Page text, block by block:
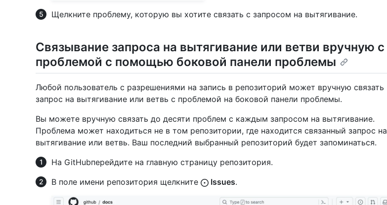
Щелкните проблему, которую вы хотите связать с запросом на вытягивание.
Связывание запроса на вытягивание или ветви вручную с
проблемой с помощью боковой панели проблемы
Любой пользователь с разрешениями на запись в репозиторий может вручную связать
запрос на вытягивание или ветвь с проблемой на боковой панели проблемы.
Вы можете вручную связать до десяти проблем с каждым запросом на вытягивание.
Проблема может находиться не в том репозитории, где находится связанный запрос на
вытягивание или ветвь. Ваш последний выбранный репозиторий будет запоминаться.
На GitHubперейдите на главную страницу репозитория.
В поле имени репозитория щелкните
Issues.